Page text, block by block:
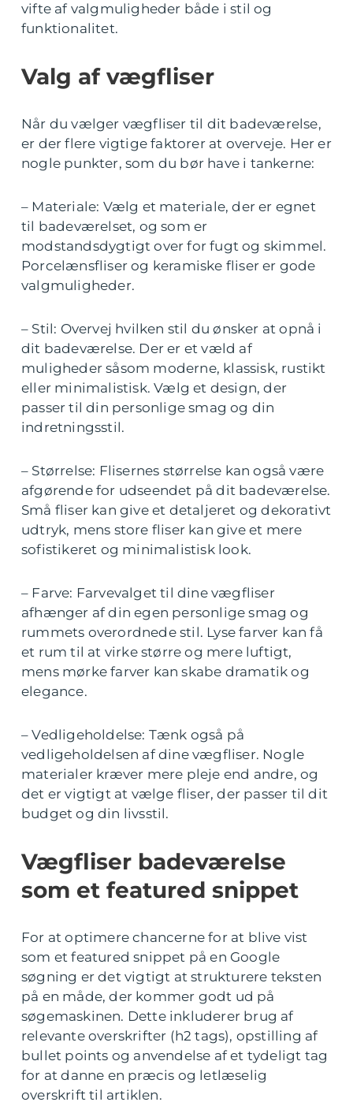
vifte af valgmuligheder både i stil og
funktionalitet.
Valg af vægfliser
Når du vælger vægfliser til dit badeværelse,
er der flere vigtige faktorer at overveje. Her er
nogle punkter, som du bør have i tankerne:
– Materiale: Vælg et materiale, der er egnet
til badeværelset, og som er
modstandsdygtigt over for fugt og skimmel.
Porcelænsfliser og keramiske fliser er gode
valgmuligheder.
– Stil: Overvej hvilken stil du ønsker at opnå i
dit badeværelse. Der er et væld af
muligheder såsom moderne, klassisk, rustikt
eller minimalistisk. Vælg et design, der
passer til din personlige smag og din
indretningsstil.
– Størrelse: Flisernes størrelse kan også være
afgørende for udseendet på dit badeværelse.
Små fliser kan give et detaljeret og dekorativt
udtryk, mens store fliser kan give et mere
sofistikeret og minimalistisk look.
– Farve: Farvevalget til dine vægfliser
afhænger af din egen personlige smag og
rummets overordnede stil. Lyse farver kan få
et rum til at virke større og mere luftigt,
mens mørke farver kan skabe dramatik og
elegance.
– Vedligeholdelse: Tænk også på
vedligeholdelsen af dine vægfliser. Nogle
materialer kræver mere pleje end andre, og
det er vigtigt at vælge fliser, der passer til dit
budget og din livsstil.
Vægfliser badeværelse
som et featured snippet
For at optimere chancerne for at blive vist
som et featured snippet på en Google
søgning er det vigtigt at strukturere teksten
på en måde, der kommer godt ud på
søgemaskinen. Dette inkluderer brug af
relevante overskrifter (h2 tags), opstilling af
bullet points og anvendelse af et tydeligt tag
for at danne en præcis og letlæselig
overskrift til artiklen.